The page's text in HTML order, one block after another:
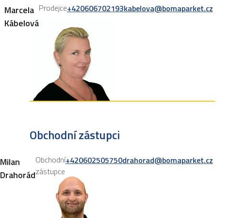
Marcela
Kábelová
Prodejce+420606702193kabelova@bomaparket.cz
Obchodní zástupci
Milan
Drahorád
Obchodní
zástupce
+420602505750drahorad@bomaparket.cz